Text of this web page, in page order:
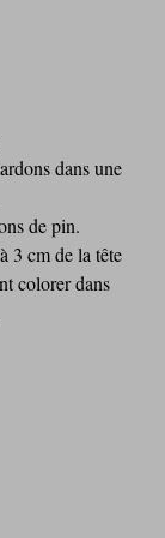
dans une
de pin.
3 cm de la tête
colorer dans